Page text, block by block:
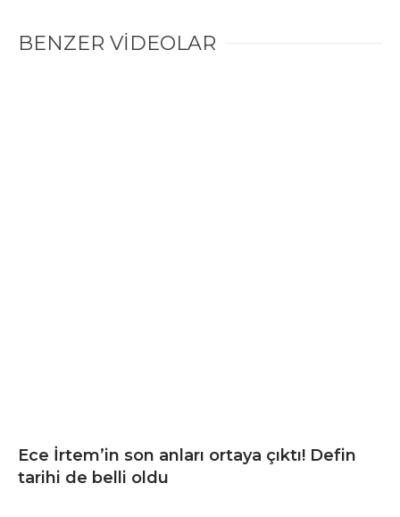
BENZER VİDEOLAR
Ece İrtem’in son anları ortaya çıktı! Defin
tarihi de belli oldu